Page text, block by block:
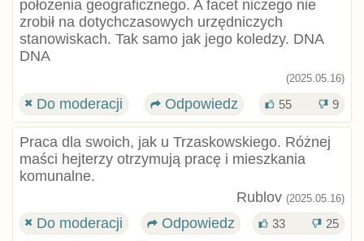
położenia geograficznego. A facet niczego nie
zrobił na dotychczasowych urzędniczych
stanowiskach. Tak samo jak jego koledzy. DNA
DNA
(2025.05.16)
Do moderacji Odpowiedz 55 9
Praca dla swoich, jak u Trzaskowskiego. Różnej
maści hejterzy otrzymują pracę i mieszkania
komunalne.
Rublov (2025.05.16)
Do moderacji Odpowiedz 33 25